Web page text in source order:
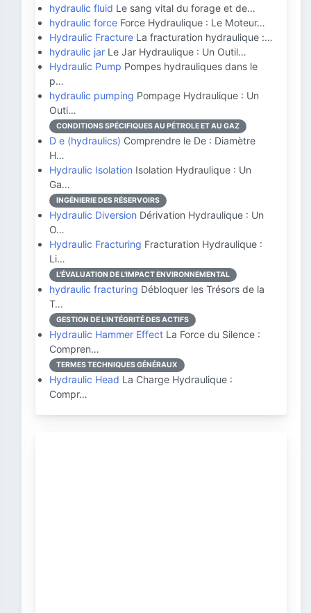
hydraulic fluid Le sang vital du forage et de…
hydraulic force Force Hydraulique : Le Moteur…
Hydraulic Fracture La fracturation hydraulique :…
hydraulic jar Le Jar Hydraulique : Un Outil…
Hydraulic Pump Pompes hydrauliques dans le
p…
hydraulic pumping Pompage Hydraulique : Un
Outi…
CONDITIONS SPÉCIFIQUES AU PÉTROLE ET AU GAZ
D e (hydraulics) Comprendre le De : Diamètre
H…
Hydraulic Isolation Isolation Hydraulique : Un
Ga…
INGÉNIERIE DES RÉSERVOIRS
Hydraulic Diversion Dérivation Hydraulique : Un
O…
Hydraulic Fracturing Fracturation Hydraulique :
Li…
L'ÉVALUATION DE L'IMPACT ENVIRONNEMENTAL
hydraulic fracturing Débloquer les Trésors de la
T…
GESTION DE L'INTÉGRITÉ DES ACTIFS
Hydraulic Hammer Effect La Force du Silence :
Compren…
TERMES TECHNIQUES GÉNÉRAUX
Hydraulic Head La Charge Hydraulique :
Compr…